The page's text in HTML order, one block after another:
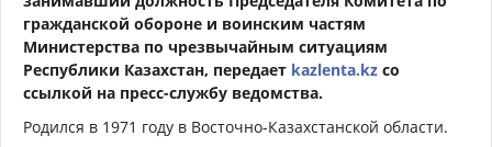
гражданской обороне и воинским частям
Министерства по чрезвычайным ситуациям
Республики Казахстан, передает kazlenta.kz со
ссылкой на пресс-службу ведомства.
Родился в 1971 году в Восточно-Казахстанской области.